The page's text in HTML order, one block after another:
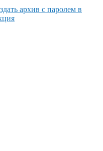
архив с паролем в